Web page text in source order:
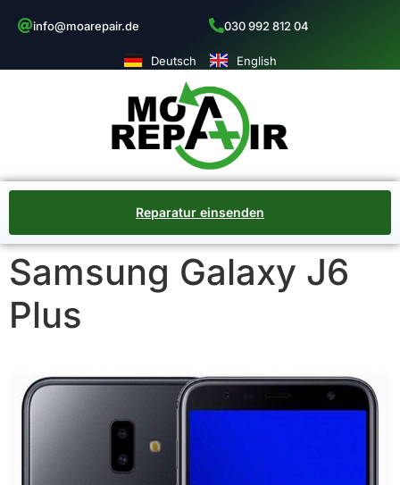
info@moarepair.de 030 992 812 04
Deutsch English
Reparatur einsenden
Samsung Galaxy J6
Plus